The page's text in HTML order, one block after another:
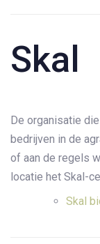
Skal
De organisatie
bedrijven in de
of aan de regels
locatie het Skal-
Skal